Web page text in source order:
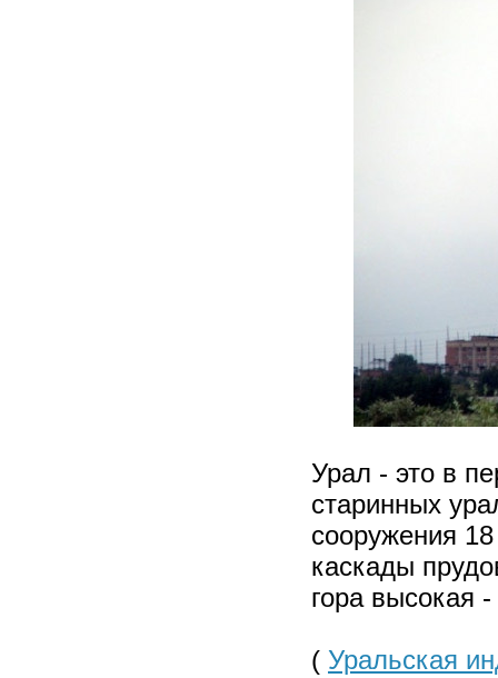
Урал - это в
старинных
сооружения
каскады
гора высокая
( Уральская